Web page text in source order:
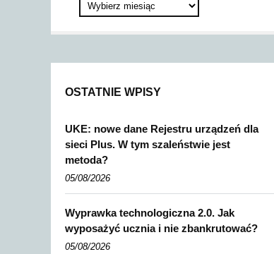
OSTATNIE WPISY
UKE: nowe dane Rejestru urządzeń dla
sieci Plus. W tym szaleństwie jest
metoda?
05/08/2026
Wyprawka technologiczna 2.0. Jak
wyposażyć ucznia i nie zbankrutować?
05/08/2026